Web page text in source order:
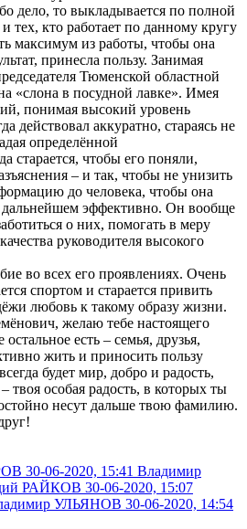
дело, то выкладывается по полной
тех, кто работает по данному кругу
максимум из работы, чтобы она
принесла пользу. Занимая
Тюменской областной
«слона в посудной лавке». Имея
понимая высокий уровень
действовал аккуратно, стараясь не
определённой
старается, чтобы его поняли,
– и так, чтобы не унизить
до человека, чтобы она
дальнейшем эффективно. Он вообще
о них, помогать в меру
руководителя высокого
во всех его проявлениях. Очень
спортом и старается привить
любовь к такому образу жизни.
желаю тебе настоящего
есть – семья, друзья,
жить и приносить пользу
будет мир, добро и радость,
твоя особая радость, в которых ты
несут дальше твою фамилию.
30-06-2020, 15:41 Владимир
30-06-2020, 15:07
30-06-2020, 14:54